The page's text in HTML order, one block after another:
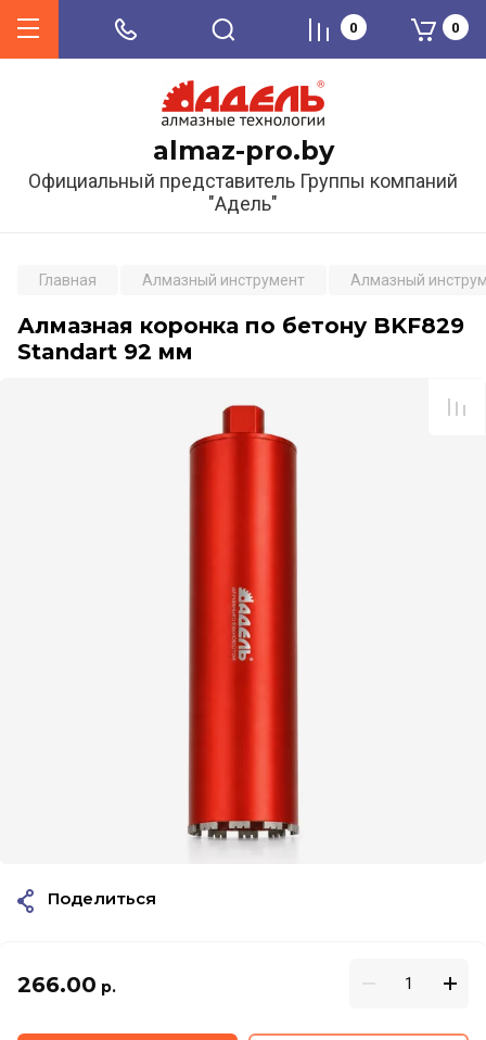
almaz-pro.by
Официальный представитель Группы компаний
"Адель"
0 0
Главная Алмазный инструмент Алмазный
Алмазная коронка по бетону BKF829
Standart 92 мм
266.00 р.
Поделиться